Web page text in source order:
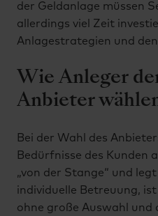
der Geldanlage müssen
allerdings viel Zeit
Anlagestrategien und
Wie Anleger
Anbieter
Bei der Wahl des
Bedürfnisse des Kunden
„von der Stange“ und
individuelle Betreuung,
ohne große Auswahl und